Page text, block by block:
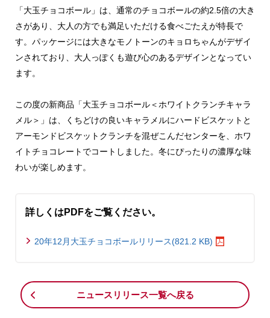
「大玉チョコボール」は、通常のチョコボールの約2.5倍の大き
さがあり、大人の方でも満足いただける食べごたえが特長で
す。パッケージには大きなモノトーンのキョロちゃんがデザイ
ンされており、大人っぽくも遊び心のあるデザインとなってい
ます。
この度の新商品「大玉チョコボール＜ホワイトクランチキャラ
メル＞」は、くちどけの良いキャラメルにハードビスケットと
アーモンドビスケットクランチを混ぜこんだセンターを、ホワ
イトチョコレートでコートしました。冬にぴったりの濃厚な味
わいが楽しめます。
詳しくはPDFをご覧ください。
20年12月大玉チョコボールリリース(821.2 KB)
ニュースリリース一覧へ戻る